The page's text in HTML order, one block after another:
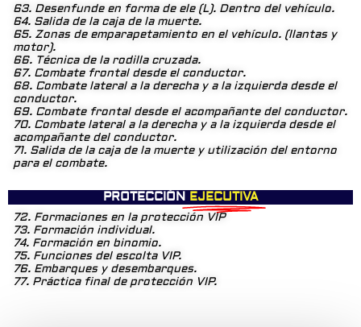
63. Desenfunde en forma de ele (L). Dentro del vehículo.
64. Salida de la caja de la muerte.
65. Zonas de emparapetamiento en el vehículo. (llantas y
motor).
66. Técnica de la rodilla cruzada.
67. Combate frontal desde el conductor.
68. Combate lateral a la derecha y a la izquierda desde el
conductor.
69. Combate frontal desde el acompañante del conductor.
70. Combate lateral a la derecha y a la izquierda desde el
acompañante del conductor.
71. Salida de la caja de la muerte y utilización del entorno
para el combate.
PROTECCIÓN EJECUTIVA
72. Formaciones en la protección VIP
73. Formación individual.
74. Formación en binomio.
75. Funciones del escolta VIP.
76. Embarques y desembarques.
77. Práctica final de protección VIP.